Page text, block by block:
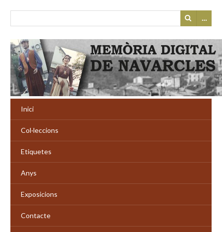
…
Inici
Col·leccions
Etiquetes
Anys
Exposicions
Contacte